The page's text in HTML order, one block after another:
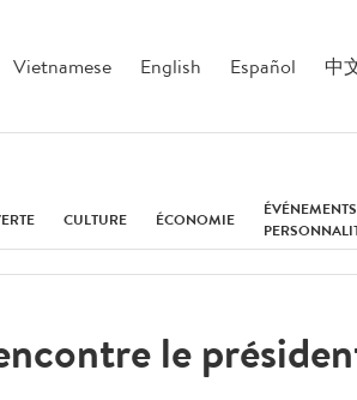
Vietnamese English Español 中
CULTURE ÉCONOMIE
le